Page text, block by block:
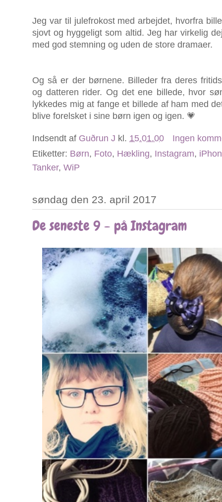
Jeg var til julefrokost med arbejdet, hvorfra
sjovt og hyggeligt som altid. Jeg har virkelig
med god stemning og uden de store dramaer.
Og så er der børnene. Billeder fra deres
og datteren rider. Og det ene billede, hvor
lykkedes mig at fange et billede af ham med
blive forelsket i sine børn igen og igen. 💗
Indsendt af Guðrun J kl. 15.01.00
Ingen
Etiketter: Børn, Foto, Hækling, Instagram,
Tanker, WiP
søndag den 23. april 2017
De seneste 9 - på Instagram